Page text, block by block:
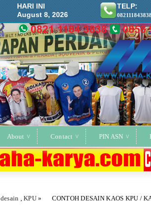
About Contact PIN ASN
HARI INI
August 8, 2026
TELP:
desain ,KPU» CONTOH DESAIN KAOS KPU /